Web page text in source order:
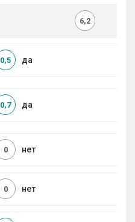
6,2
да
0,5
да
0,7
нет
0
нет
0